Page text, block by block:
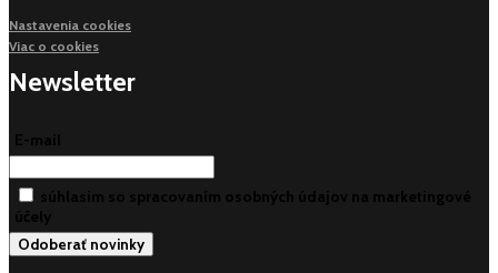
Nastavenia cookies
Viac o cookies
Newsletter
E-mail
súhlasim so spracovaním osobných údajov na marketingové
účely